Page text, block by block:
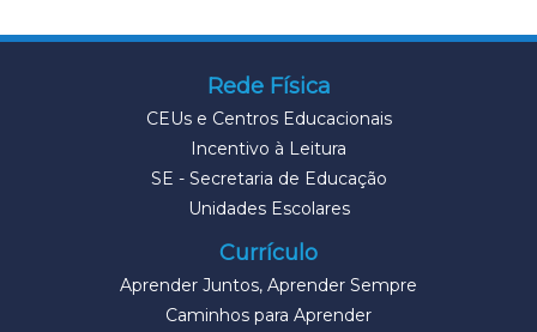
Rede Física
CEUs e Centros Educacionais
Incentivo à Leitura
SE - Secretaria de Educação
Unidades Escolares
Currículo
Aprender Juntos, Aprender Sempre
Caminhos para Aprender